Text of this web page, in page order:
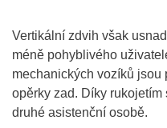
Vertikální zdvih však
méně pohyblivého
mechanických vozíků jsou
opěrky zad. Díky
druhé asistenční osobě.